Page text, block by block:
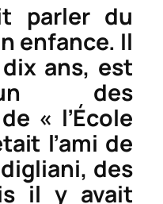
parler du
enfance. Il
ans, est
des
« l’École
l’ami de
des
il y avait